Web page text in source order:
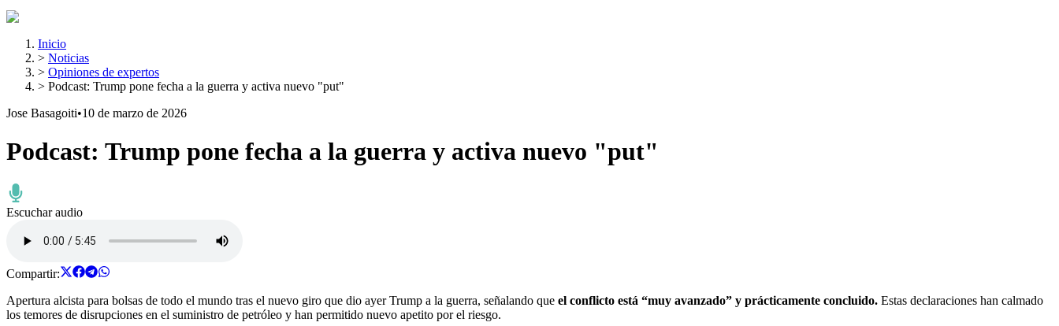
Inicio
> Noticias
> Opiniones de expertos
> Podcast: Trump pone fecha a la guerra y activa nuevo "put"
Jose Basagoiti•10 de marzo de 2026
Podcast: Trump pone fecha a la guerra y activa nuevo "put"
Escuchar audio
Compartir:
Apertura alcista para bolsas de todo el mundo tras el nuevo giro que dio ayer Trump a la guerra, señalando que el conflicto está “muy avanzado” y prácticamente concluido. Estas declaraciones han calmado
los temores de disrupciones en el suministro de petróleo y han permitido nuevo apetito por el riesgo.